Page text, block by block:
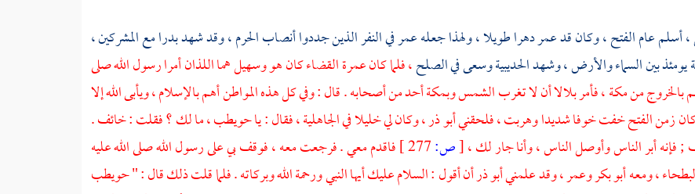
عام الفتح ، وكان قد عمر دهرا طويلا ، ولهذا جعلهعمرفي النفر الذين جددوا أنصابالحرم، وقد شهدبدرامع المشركين ،
يومئذ بين السماء والأرض ، وشهدالحديبيةوسعى في الصلح، فلما كان عمرة القضاء كان هووسهيلهما اللذان أمرا رسول الله صلى
بالخروج منمكة، فأمربلالاأن لا تغرب الشمسوبمكةأحد من أصحابه . قال : وفي كل هذه المواطن أهم بالإسلام ، ويأبى الله إلا
كان زمن الفتح خفت خوفا شديدا وهربت ، فلحقنيأبو ذر، وكان لي خليلا في الجاهلية ، فقال : ياحويطب، ما لك ؟ فقلت : خائف .
; فإنه أبر الناس وأوصل الناس ، وأنا جار لك ،[ص:
فاقدم معي . فرجعت معه ، فوقف بي على رسول الله صلى الله عليه
، ومعهأبو بكروعمر، وقد علمنيأبو ذرأن أقول : السلام عليك أيها النبي ورحمة الله وبركاته . فلما قلت ذلك قال : "حويطب